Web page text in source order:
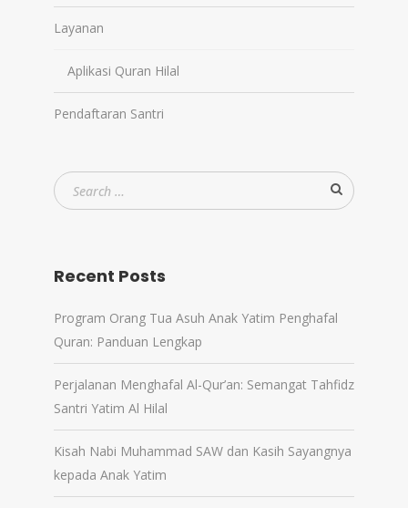
Layanan
Aplikasi Quran Hilal
Pendaftaran Santri
Recent Posts
Program Orang Tua Asuh Anak Yatim Penghafal
Quran: Panduan Lengkap
Perjalanan Menghafal Al-Qur’an: Semangat Tahfidz
Santri Yatim Al Hilal
Kisah Nabi Muhammad SAW dan Kasih Sayangnya
kepada Anak Yatim